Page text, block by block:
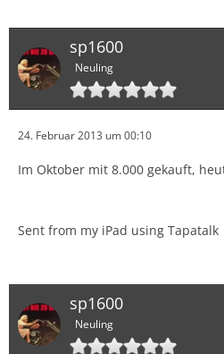
sp1600
Neuling
24. Februar 2013 um 00:10
Im Oktober mit 8.000 gekauft,
Sent from my iPad using Tapatalk
sp1600
Neuling